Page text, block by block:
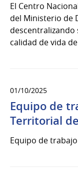
2025
El Centro
del Ministerio de
descentralizando
calidad de vida
01/10/2025
Equipo de
Territorial
Equipo de